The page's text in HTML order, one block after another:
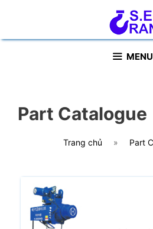
content
MENU
Part Catalogue
Trang chủ » Part